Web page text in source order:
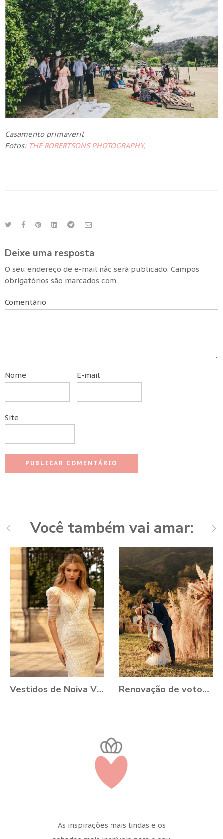
Casamento primaveril
Fotos: THE ROBERTSONS PHOTOGRAPHY,
Deixe uma resposta
O seu endereço de e-mail não será publicado. Campos
obrigatórios são marcados com
Comentário
Nome E-mail
Site
Você também vai amar:
Vestidos de Noiva VONÁ Concept - Coleção Romance 2021 Renovação de votos: Aline e Danilo, Ouro Preto - MG
As inspirações mais lindas e os